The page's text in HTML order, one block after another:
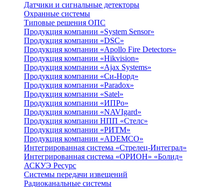
Датчики и сигнальные детекторы
Охранные системы
Типовые решения ОПС
Продукция компании «System Sensor»
Продукция компании «DSC»
Продукция компании «Apollo Fire Detectors»
Продукция компании «Hikvision»
Продукция компании «Ajax Systems»
Продукция компании «Си-Норд»
Продукция компании «Paradox»
Продукция компании «Satel»
Продукция компании «ИПРо»
Продукция компании «NAVIgard»
Продукция компании НПП «Стелс»
Продукция компании «РИТМ»
Продукция компании «ADEMCO»
Интегрированная система «Стрелец-Интеграл»
Интегрированная система «ОРИОН» «Болид»
АСКУЭ Ресурс
Системы передачи извещений
Радиоканальные системы